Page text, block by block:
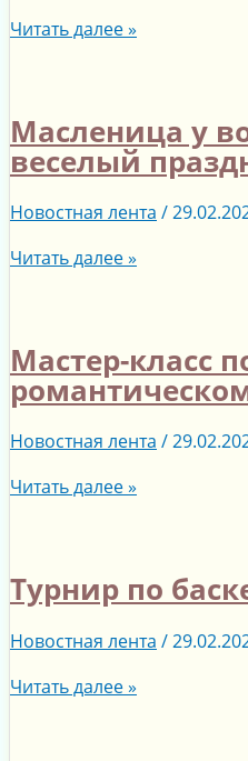
Читать далее »
Масленица у
веселый
Новостная лента /
Читать далее »
Мастер-класс
Новостная лента /
Читать далее »
Турнир по
Новостная лента /
Читать далее »